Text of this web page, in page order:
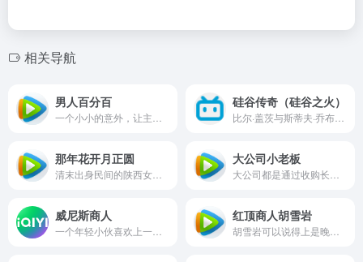
相关导航
男人百分百 硅谷传奇（硅谷之火）
那年花开月正圆 大公司小老板
威尼斯商人 红顶商人胡雪岩